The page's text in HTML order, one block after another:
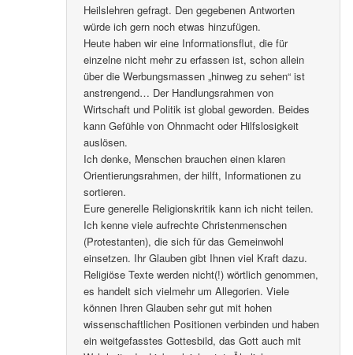
Heilslehren gefragt. Den gegebenen Antworten
würde ich gern noch etwas hinzufügen.
Heute haben wir eine Informationsflut, die für
einzelne nicht mehr zu erfassen ist, schon allein
über die Werbungsmassen „hinweg zu sehen“ ist
anstrengend… Der Handlungsrahmen von
Wirtschaft und Politik ist global geworden. Beides
kann Gefühle von Ohnmacht oder Hilfslosigkeit
auslösen.
Ich denke, Menschen brauchen einen klaren
Orientierungsrahmen, der hilft, Informationen zu
sortieren.
Eure generelle Religionskritik kann ich nicht teilen.
Ich kenne viele aufrechte Christenmenschen
(Protestanten), die sich für das Gemeinwohl
einsetzen. Ihr Glauben gibt Ihnen viel Kraft dazu.
Religiöse Texte werden nicht(!) wörtlich genommen,
es handelt sich vielmehr um Allegorien. Viele
können Ihren Glauben sehr gut mit hohen
wissenschaftlichen Positionen verbinden und haben
ein weitgefasstes Gottesbild, das Gott auch mit